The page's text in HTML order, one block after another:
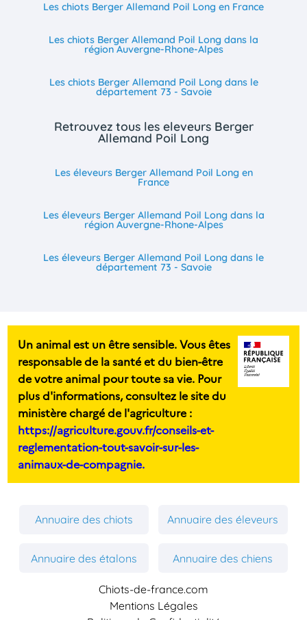
Les chiots Berger Allemand Poil Long en France
Les chiots Berger Allemand Poil Long dans la
région Auvergne-Rhone-Alpes
Les chiots Berger Allemand Poil Long dans le
département 73 - Savoie
Retrouvez tous les eleveurs Berger
Allemand Poil Long
Les éleveurs Berger Allemand Poil Long en
France
Les éleveurs Berger Allemand Poil Long dans la
région Auvergne-Rhone-Alpes
Les éleveurs Berger Allemand Poil Long dans le
département 73 - Savoie
Un animal est un être sensible. Vous êtes
responsable de la santé et du bien-être
de votre animal pour toute sa vie. Pour
plus d'informations, consultez le site du
ministère chargé de l'agriculture :
https://agriculture.gouv.fr/conseils-et-
reglementation-tout-savoir-sur-les-
animaux-de-compagnie.
Annuaire des chiots Annuaire des éleveurs
Annuaire des étalons Annuaire des chiens
Chiots-de-france.com
Mentions Légales